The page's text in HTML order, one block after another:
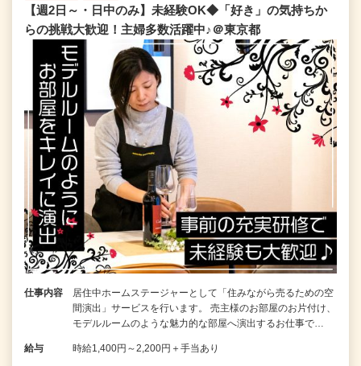
【週2日～・日中のみ】未経験OK◆「好き」の気持ちか
らの挑戦大歓迎！主婦多数活躍中♪＠東京都
仕事内容
居住中ホームステージャーとして「住みながら売るための空
間演出」サービスを行います。 売主様のお部屋のお片付け、
モデルルームのような魅力的な部屋へ演出するお仕事で…
給与 時給1,400円～2,200円＋手当あり